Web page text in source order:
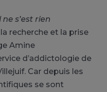
s’est rien
recherche et la prise
Amine
d’addictologie de
Car depuis les
se sont